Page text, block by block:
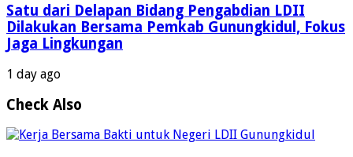
Satu dari Delapan Bidang Pengabdian LDII
Dilakukan Bersama Pemkab Gunungkidul, Fokus
Jaga Lingkungan
1 day ago
Check Also